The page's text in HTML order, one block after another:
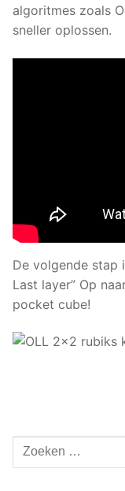
algoritmes zoals
sneller oplossen.
De volgende stap
Last layer” Op
pocket cube!
Zoeken
naar: